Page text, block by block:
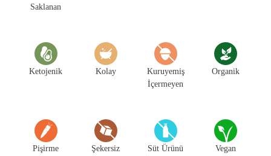
Saklanan
Ketojenik Kolay
Kuruyemiş
İçermeyen
Organik
Pişirme
Şekersiz
Süt Ürünü
Vegan